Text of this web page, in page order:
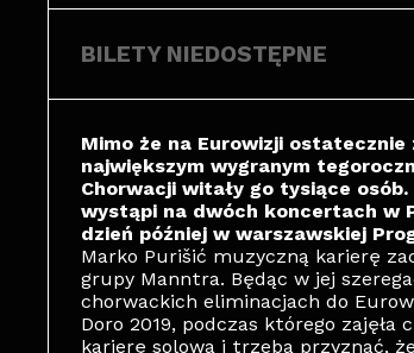
BILETY NIEDOSTĘPNE
Mimo że na Eurowizji
największym wygranym
Chorwacji witały go tysiące
wystąpi na dwóch koncertach w
dzień później w warszawskiej
Marko Purišić muzyczną karierę
grupy Manntra. Będąc w jej
chorwackich eliminacjach do
Doro 2019, podczas którego zajęła
karierę solową i trzeba przyznać,